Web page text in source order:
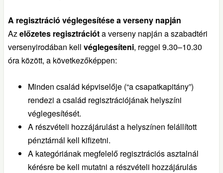
A regisztráció véglegesítése a verseny napján
Azelőzetes regisztrációta verseny napján a szabadtéri
versenyirodában kell véglegesíteni, reggel 9.30–10.30
óra között, a következőképpen:
Minden család képviselője (“a csapatkapitány”)
rendezi a család regisztrációjának helyszíni
véglegesítését.
A részvételi hozzájárulást a helyszínen felállított
pénztárnál kell kifizetni.
A kategóriának megfelelő regisztrációs asztalnál
kérésre be kell mutatni a részvételi hozzájárulás